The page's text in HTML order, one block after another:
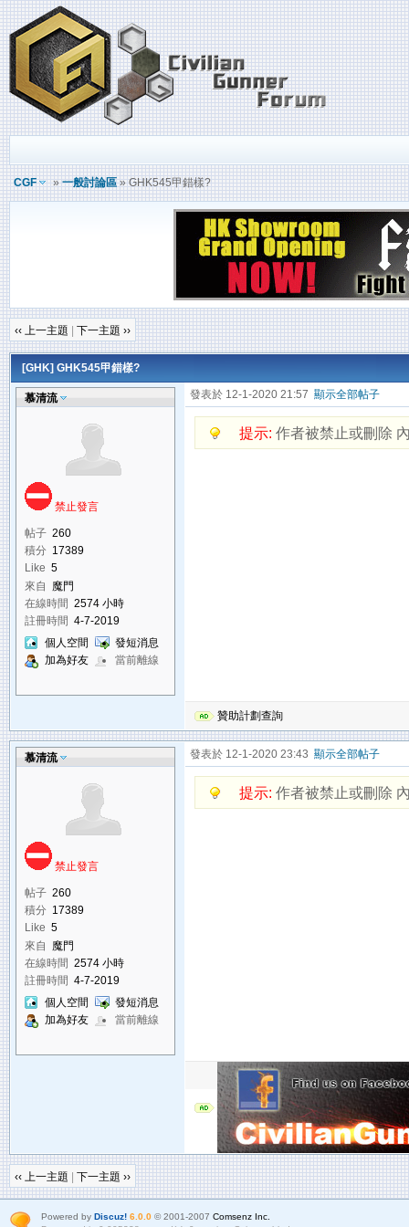
CGF »一般討論區» GHK545甲錯樣?
‹‹ 上一主題 下一主題 ››
[GHK] GHK545甲錯樣?
慕清流
禁止發言
帖子 260
積分 17389
Like 5
來自
魔門
在線時間 2574 小時
註冊時間 4-7-2019
個人空間
發短消息
加為好友
當前離線
發表於 12-1-2020 21:57 顯示全部帖子
提示: 作者被禁止或刪除
贊助計劃查詢
慕清流
禁止發言
帖子 260
積分 17389
Like 5
來自
魔門
在線時間 2574 小時
註冊時間 4-7-2019
個人空間
發短消息
加為好友
當前離線
發表於 12-1-2020 23:43 顯示全部帖子
提示: 作者被禁止或刪除
‹‹ 上一主題 下一主題 ››
Powered by Discuz! 6.0.0© 2001-2007 Comsenz Inc.